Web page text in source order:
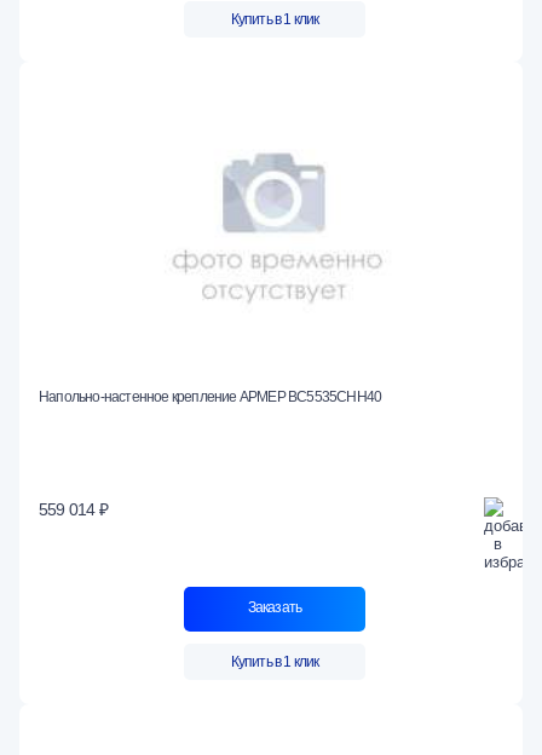
Купить в 1 клик
Напольно-настенное крепление АРМЕР ВС5535СНН40
559 014 ₽
Заказать
Купить в 1 клик